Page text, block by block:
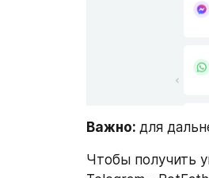
Важно: для
Чтобы получить